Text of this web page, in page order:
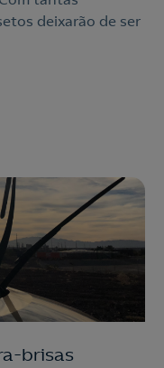
deixarão de ser
brisas